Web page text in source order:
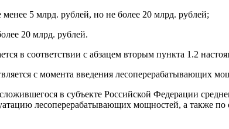
5 млрд. рублей, но не более 20 млрд. рублей;
20 млрд. рублей.
в соответствии с абзацем вторым пункта 1.2
с момента введения лесоперерабатывающих
в субъекте Российской Федерации
лесоперерабатывающих мощностей, а также